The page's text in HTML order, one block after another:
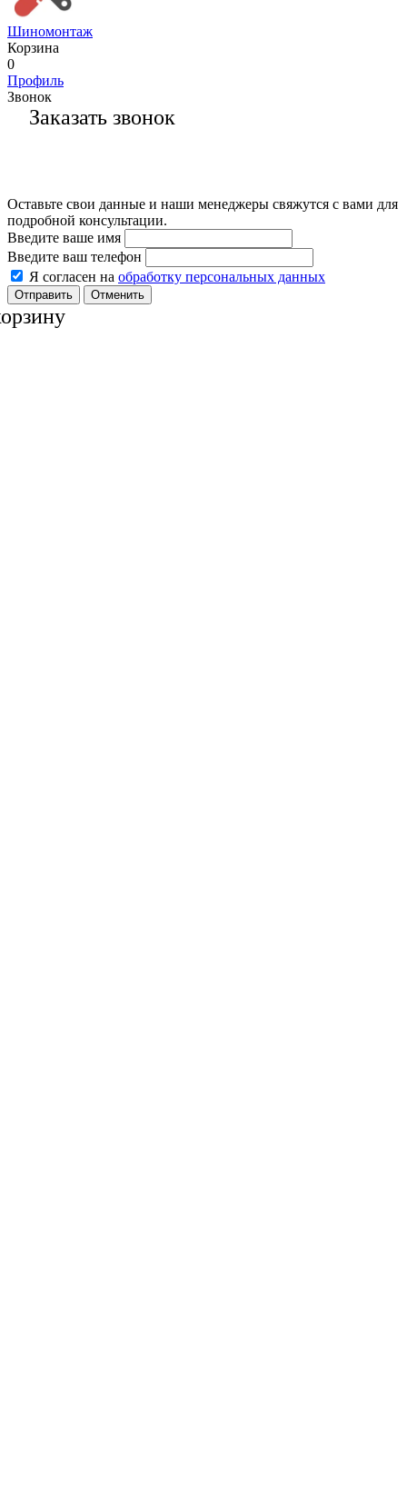
Шиномонтаж
Корзина
0
Профиль
Звонок
Заказать звонок
Оставьте свои данные и наши менеджеры свяжутся с вами для
подробной консультации.
Введите ваше имя
Введите ваш телефон
Я согласен на обработку персональных данных
Отменить